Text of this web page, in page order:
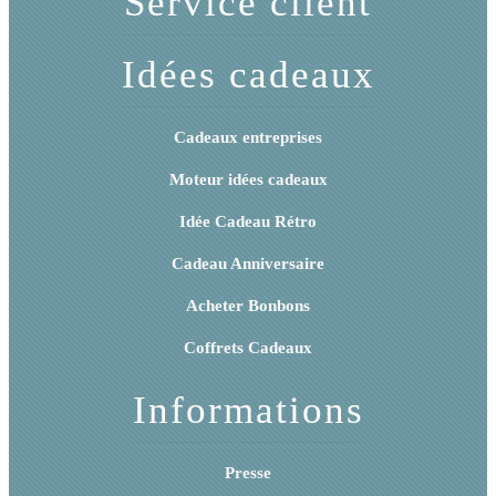
Idées cadeaux
Cadeaux entreprises
Moteur idées cadeaux
Idée Cadeau Rétro
Cadeau Anniversaire
Acheter Bonbons
Coffrets Cadeaux
Informations
Presse